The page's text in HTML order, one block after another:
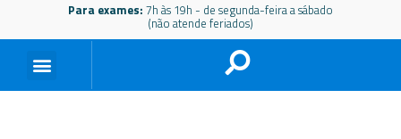
Para exames: 7h às 19h - de segunda-feira a sábado
(não atende feriados)